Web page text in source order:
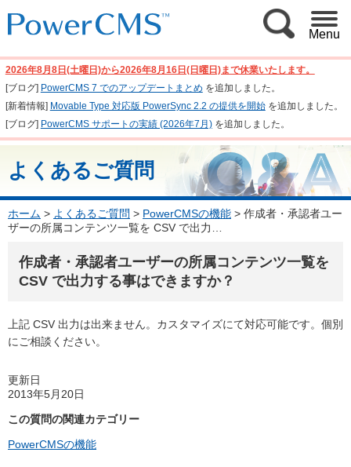
Menu
2026年8月8日(土曜日)から2026年8月16日(日曜日)まで休業いたします。
[ブログ] PowerCMS 7 でのアップデートまとめ を追加しました。
[新着情報] Movable Type 対応版 PowerSync 2.2 の提供を開始を追加しました。
[ブログ] PowerCMS サポートの実績 (2026年7月)を追加しました。
よくあるご質問
ホーム > よくあるご質問 > PowerCMSの機能 > 作成者・承認者ユー
ザーの所属コンテンツ一覧を CSV で出力…
作成者・承認者ユーザーの所属コンテンツ一覧を
CSV で出力する事はできますか？
上記 CSV 出力は出来ません。カスタマイズにて対応可能です。個別
にご相談ください。
更新日
2013年5月20日
この質問の関連カテゴリー
PowerCMSの機能